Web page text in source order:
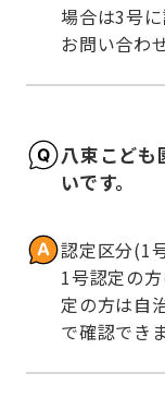
場合は3号
お問い合わ
八束こども
いです。
認定区分(1
1号認定の
定の方は自
で確認でき